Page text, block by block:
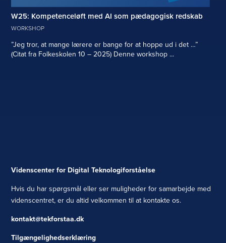
W25: Kompetenceløft med AI som pædagogisk redskab
WORKSHOP
”Jeg tror, at mange lærere er bange for at hoppe ud i det …”
(Citat fra Folkeskolen 10 – 2025) Denne workshop ...
Videnscenter for Digital Teknologiforståelse
Hvis du har spørgsmål eller ser muligheder for samarbejde med
videnscentret, er du altid velkommen til at kontakte os.
kontakt@tekforstaa.dk
Tilgængelighedserklæring